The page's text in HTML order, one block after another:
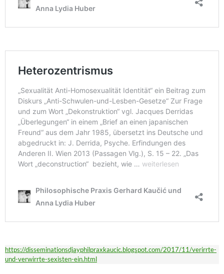
https://disseminationsdjayphilpraxkaucic.blogspot.com/2017/11/verirrte-
und-verwirrte-sexisten-ein.html